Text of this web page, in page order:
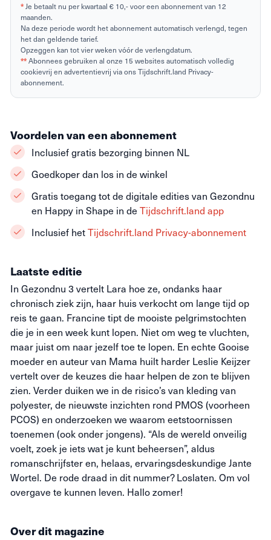
*Je betaalt nu per kwartaal € 10,- voor een abonnement van 12
maanden.
Na deze periode wordt het abonnement automatisch verlengd, tegen
het dan geldende tarief.
Opzeggen kan tot vier weken vóór de verlengdatum.
**Abonnees gebruiken al onze 15 websites automatisch volledig
cookievrij en advertentievrij via ons Tijdschrift.land Privacy-
abonnement.
Laatste editie
In Gezondnu 3 vertelt Lara hoe ze, ondanks haar
chronisch ziek zijn, haar huis verkocht om lange tijd op
reis te gaan. Francine tipt de mooiste pelgrimstochten
die je in een week kunt lopen. Niet om weg te vluchten,
maar juist om naar jezelf toe te lopen. En echte Gooise
moeder en auteur van Mama huilt harder Leslie Keijzer
vertelt over de keuzes die haar helpen de zon te blijven
zien. Verder duiken we in de risico’s van kleding van
polyester, de nieuwste inzichten rond PMOS (voorheen
PCOS) en onderzoeken we waarom eetstoornissen
toenemen (ook onder jongens). “Als de wereld onveilig
voelt, zoek je iets wat je kunt beheersen”, aldus
romanschrijfster en, helaas, ervaringsdeskundige Jante
Wortel. De rode draad in dit nummer? Loslaten. Om vol
overgave te kunnen leven. Hallo zomer!
Over dit magazine
Voordelen van een abonnement
Inclusief gratis bezorging binnen NL
Goedkoper dan los in de winkel
Gratis toegang tot de digitale edities van Gezondnu
en Happy in Shape in de Tijdschrift.land app
Inclusief hetTijdschrift.land Privacy-abonnement